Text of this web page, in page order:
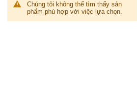
Chúng tôi không thể tìm thấy sản
phẩm phù hợp với việc lựa chọn.